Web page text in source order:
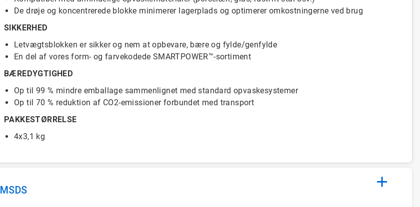
De drøje og koncentrerede blokke minimerer lagerplads og optimerer omkostningerne ved brug
SIKKERHED
Letvægtsblokken er sikker og nem at opbevare, bære og fylde/genfylde
En del af vores form- og farvekodede SMARTPOWER™-sortiment
BÆREDYGTIGHED
Op til 99 % mindre emballage sammenlignet med standard opvaskesystemer
Op til 70 % reduktion af CO2-emissioner forbundet med transport
PAKKESTØRRELSE
4x3,1 kg
MSDS